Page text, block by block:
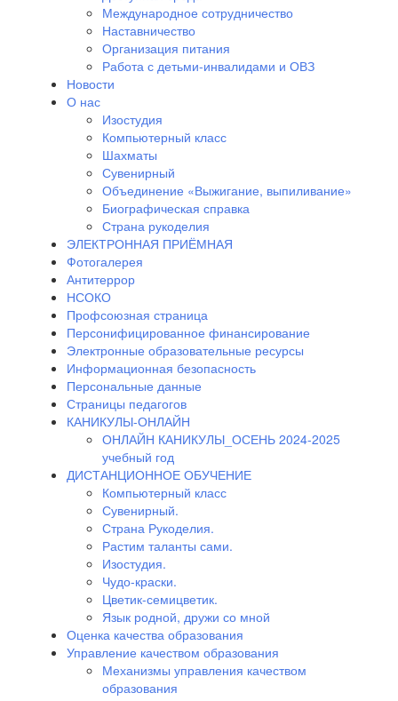
Международное сотрудничество
Наставничество
Организация питания
Работа с детьми-инвалидами и ОВЗ
Новости
О нас
Изостудия
Компьютерный класс
Шахматы
Сувенирный
Объединение «Выжигание, выпиливание»
Биографическая справка
Страна рукоделия
ЭЛЕКТРОННАЯ ПРИЁМНАЯ
Фотогалерея
Антитеррор
НСОКО
Профсоюзная страница
Персонифицированное финансирование
Электронные образовательные ресурсы
Информационная безопасность
Персональные данные
Страницы педагогов
КАНИКУЛЫ-ОНЛАЙН
ОНЛАЙН КАНИКУЛЫ_ОСЕНЬ 2024-2025
учебный год
ДИСТАНЦИОННОЕ ОБУЧЕНИЕ
Компьютерный класс
Сувенирный.
Страна Рукоделия.
Растим таланты сами.
Изостудия.
Чудо-краски.
Цветик-семицветик.
Язык родной, дружи со мной
Оценка качества образования
Управление качеством образования
Механизмы управления качеством
образования